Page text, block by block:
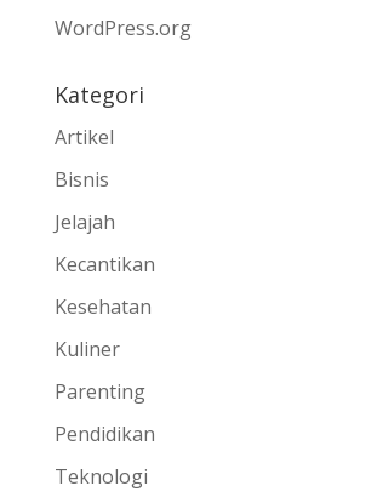
WordPress.org
Kategori
Artikel
Bisnis
Jelajah
Kecantikan
Kesehatan
Kuliner
Parenting
Pendidikan
Teknologi